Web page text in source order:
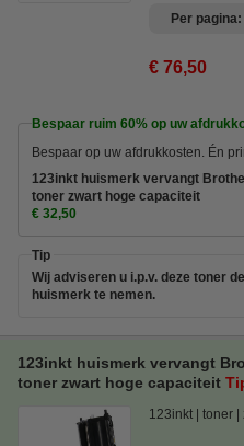
Per pagina
€ 76,50
Bespaar ruim 60% op uw
Bespaar op uw afdrukkosten. Én
123inkt huismerk vervangt
toner zwart hoge capaciteit
€ 32,50
Tip
Wij adviseren u i.p.v. deze toner
huismerk te nemen.
123inkt huismerk vervangt
toner zwart hoge capaciteit
123inkt toner